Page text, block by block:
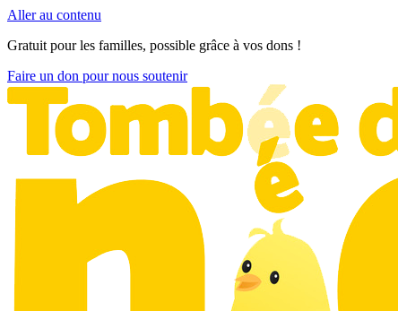
Aller au contenu
Gratuit pour les familles, possible grâce à vos dons !
Faire un don pour nous soutenir